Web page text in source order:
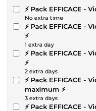
⚡ Pack EFFICACE -
No extra time
⚡ Pack EFFICACE -
⚡
1 extra day
⚡ Pack EFFICACE -
⚡
2 extra days
⚡ Pack EFFICACE -
maximum ⚡
3 extra days
⚡ Pack EFFICACE -